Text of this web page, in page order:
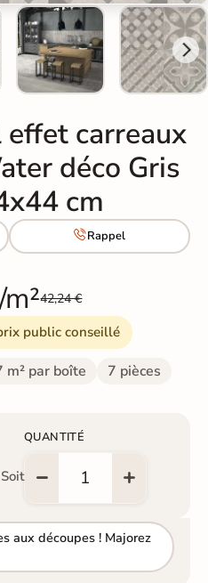
carreaux
déco Gris
cm
Rappel
/m²42,24 €
public conseillé
m² par boîte 7 pièces
Soit
QUANTITÉ
aux découpes ! Majorez